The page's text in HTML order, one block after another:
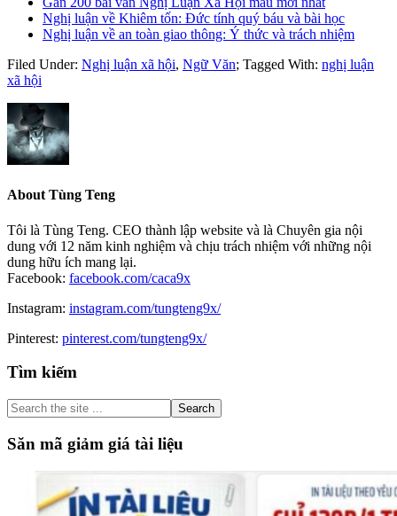
Nghị luận về Khiêm tốn: Đức tính quý báu và bài học
Nghị luận về an toàn giao thông: Ý thức và trách nhiệm
Filed Under: Nghị luận xã hội, Ngữ Văn; Tagged With: nghị luận
xã hội
About Tùng Teng
Tôi là Tùng Teng. CEO thành lập website và là Chuyên gia nội
dung với 12 năm kinh nghiệm và chịu trách nhiệm với những nội
dung hữu ích mang lại.
Facebook: facebook.com/caca9x
Instagram: instagram.com/tungteng9x/
Pinterest: pinterest.com/tungteng9x/
Primary
Sidebar
Tìm kiếm
Search
the
site
...
Săn mã giảm giá tài liệu